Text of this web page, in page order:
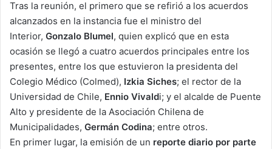
Tras la reunión, el primero que se refirió a los acuerdos
alcanzados en la instancia fue el ministro del
Interior, Gonzalo Blumel, quien explicó que en esta
ocasión se llegó a cuatro acuerdos principales entre los
presentes, entre los que estuvieron la presidenta del
Colegio Médico (Colmed), Izkia Siches; el rector de la
Universidad de Chile, Ennio Vivaldi; y el alcalde de Puente
Alto y presidente de la Asociación Chilena de
Municipalidades, Germán Codina; entre otros.
En primer lugar, la emisión de un reporte diario por parte